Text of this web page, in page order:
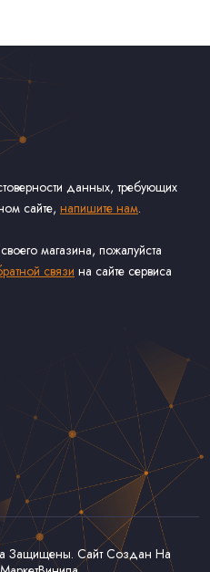
данных, требующих
сайте, напишите нам.
магазина, пожалуйста
связи на сайте сервиса
Защищены. Сайт Создан На